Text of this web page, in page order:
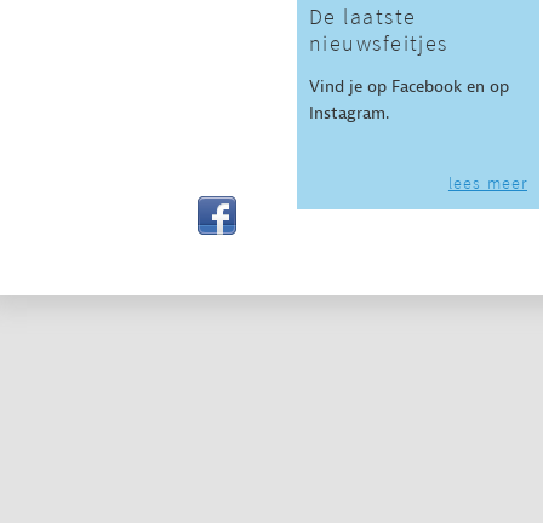
De laatste
nieuwsfeitjes
Vind je op Facebook en op
Instagram.
lees meer